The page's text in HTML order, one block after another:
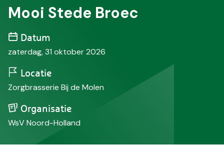
Mooi Stede Broec
Datum
zaterdag, 31 oktober 2026
Locatie
Zorgbrasserie Bij de Molen
Organisatie
WsV Noord-Holland